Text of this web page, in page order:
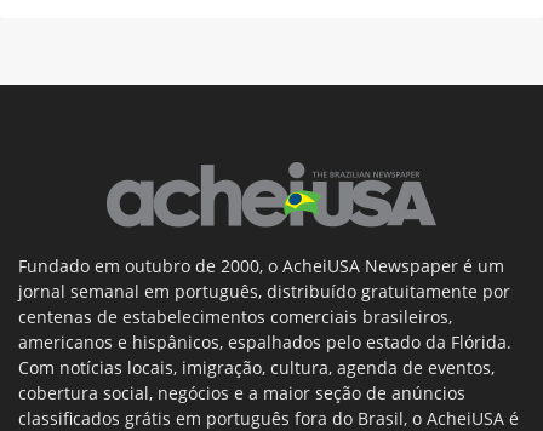
Fundado em outubro de 2000, o AcheiUSA Newspaper é um
jornal semanal em português, distribuído gratuitamente por
centenas de estabelecimentos comerciais brasileiros,
americanos e hispânicos, espalhados pelo estado da Flórida.
Com notícias locais, imigração, cultura, agenda de eventos,
cobertura social, negócios e a maior seção de anúncios
classificados grátis em português fora do Brasil, o AcheiUSA é